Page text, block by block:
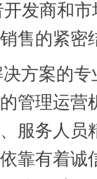
发商和
售的紧密
方案的专
管理运营
服务人员
靠有着诚